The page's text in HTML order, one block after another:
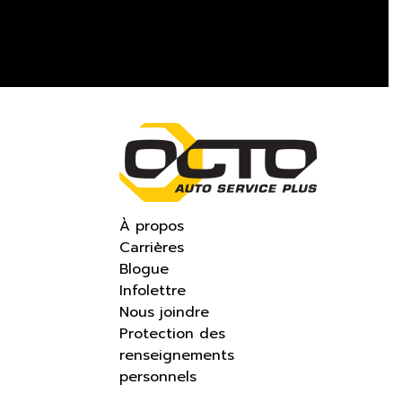
À propos
Carrières
Blogue
Infolettre
Nous joindre
Protection des
renseignements
personnels